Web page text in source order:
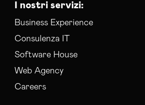
I nostri servizi:
Business Experience
Consulenza IT
Software House
Web Agency
Careers